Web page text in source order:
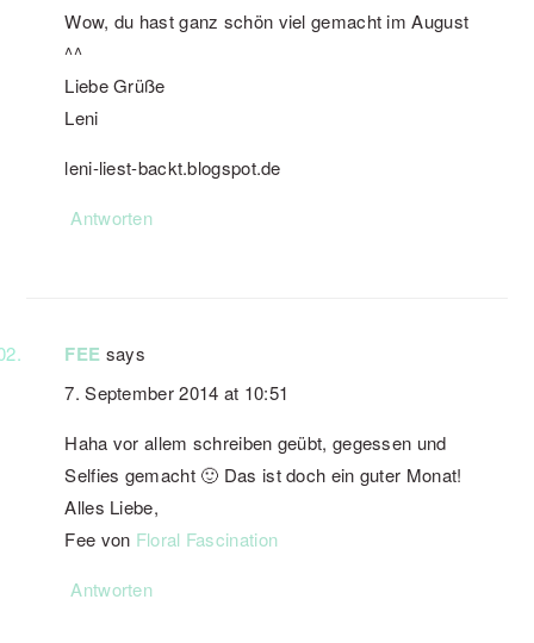
Wow, du hast ganz schön viel gemacht im August
^^
Liebe Grüße
Leni
leni-liest-backt.blogspot.de
Antworten
FEE says
7. September 2014 at 10:51
Haha vor allem schreiben geübt, gegessen und
Selfies gemacht 🙂 Das ist doch ein guter Monat!
Alles Liebe,
Fee von Floral Fascination
Antworten